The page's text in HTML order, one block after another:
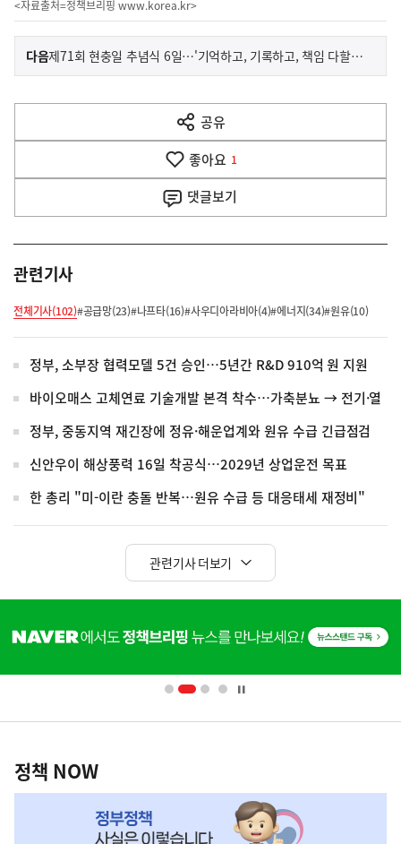
<자료출처=정책브리핑 www.korea.kr>
이
전
다
음
다음기
사
제71회 현충일 추념식 6일…'기억하고, 기록하고, 책임 다할 것'
공유
열
기
좋아요 1
댓글보기
관련기사
전체기사(102)#공급망(23)#나프타(16)#사우디아라비아(4)#에너지(34)#원유(10)
정부, 소부장 협력모델 5건 승인…5년간 R&D 910억 원 지원
바이오매스 고체연료 기술개발 본격 착수…가축분뇨 → 전기·열
정부, 중동지역 재긴장에 정유·해운업계와 원유 수급 긴급점검
신안우이 해상풍력 16일 착공식…2029년 상업운전 목표
한 총리 "미-이란 충돌 반복…원유 수급 등 대응태세 재정비"
관련기사 더보기
단
배
영
책
NOW,
정책 NOW